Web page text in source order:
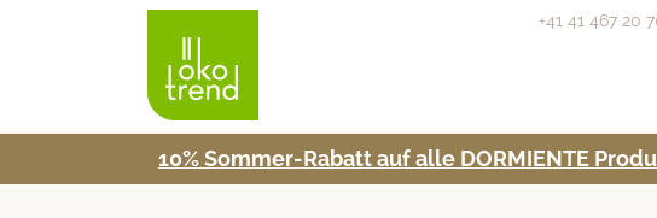
+41 41 467 20
10% Som­mer-Rabatt auf alle DORMIENTE